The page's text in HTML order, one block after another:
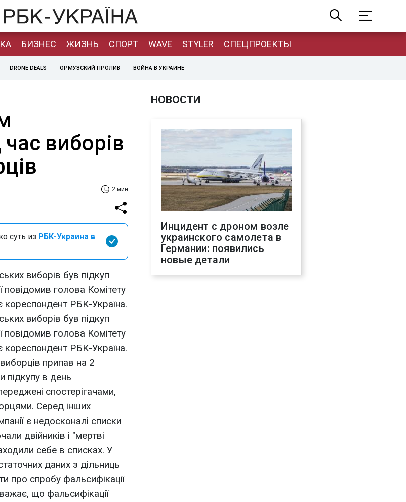
БИЗНЕС ЖИЗНЬ СПОРТ WAVE STYLER СПЕЦПРОЕКТЫ
DRONE DEALS ОРМУЗСКИЙ ПРОЛИВ ВОЙНА В УКРАИНЕ
виборів
2 мин
суть из РБК-Украина в
виборів був підкуп
голова Комітету
кореспондент РБК-Україна.
виборів був підкуп
голова Комітету
кореспондент РБК-Україна.
припав на 2
підкупу в день
спостерігачами,
Серед інших
є недосконалі списки
двійників і "мертві
себе в списках. У
даних з дільниць
про спробу фальсифікації
що фальсифікації
НОВОСТИ
Инцидент с дроном возле
украинского самолета в
Германии: появились
новые детали